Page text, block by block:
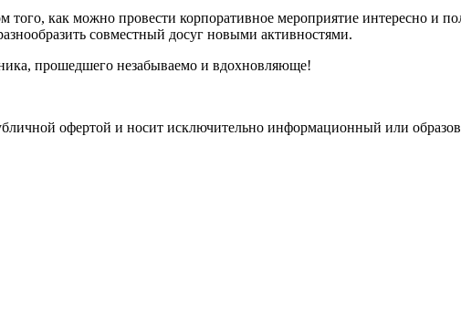
как можно провести корпоративное мероприятие интересно и
совместный досуг новыми активностями.
прошедшего незабываемо и вдохновляюще!
офертой и носит исключительно информационный или